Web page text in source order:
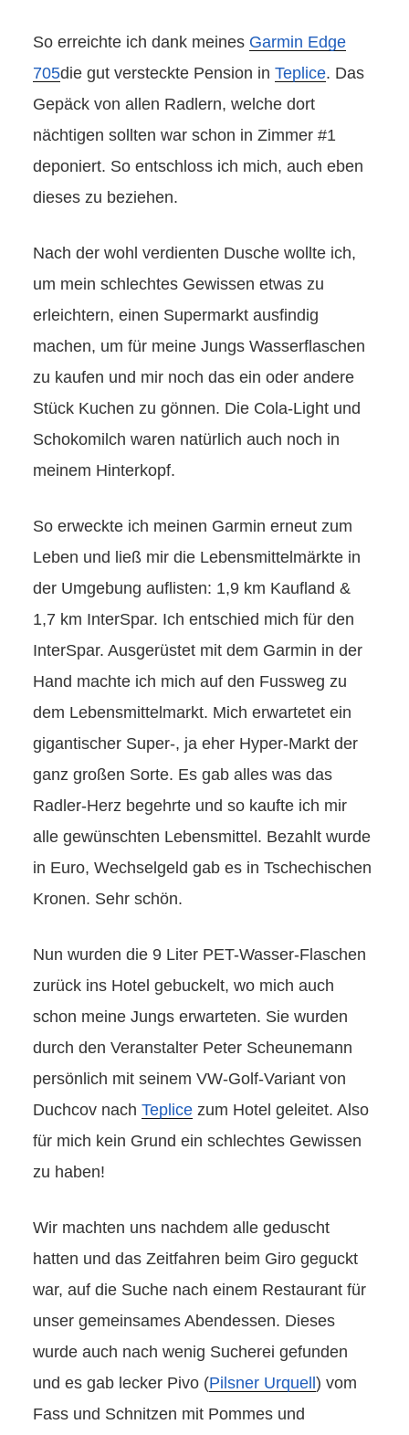
So erreichte ich dank meines Garmin Edge
705die gut versteckte Pension in Teplice. Das
Gepäck von allen Radlern, welche dort
nächtigen sollten war schon in Zimmer #1
deponiert. So entschloss ich mich, auch eben
dieses zu beziehen.
Nach der wohl verdienten Dusche wollte ich,
um mein schlechtes Gewissen etwas zu
erleichtern, einen Supermarkt ausfindig
machen, um für meine Jungs Wasserflaschen
zu kaufen und mir noch das ein oder andere
Stück Kuchen zu gönnen. Die Cola-Light und
Schokomilch waren natürlich auch noch in
meinem Hinterkopf.
So erweckte ich meinen Garmin erneut zum
Leben und ließ mir die Lebensmittelmärkte in
der Umgebung auflisten: 1,9 km Kaufland &
1,7 km InterSpar. Ich entschied mich für den
InterSpar. Ausgerüstet mit dem Garmin in der
Hand machte ich mich auf den Fussweg zu
dem Lebensmittelmarkt. Mich erwartetet ein
gigantischer Super-, ja eher Hyper-Markt der
ganz großen Sorte. Es gab alles was das
Radler-Herz begehrte und so kaufte ich mir
alle gewünschten Lebensmittel. Bezahlt wurde
in Euro, Wechselgeld gab es in Tschechischen
Kronen. Sehr schön.
Nun wurden die 9 Liter PET-Wasser-Flaschen
zurück ins Hotel gebuckelt, wo mich auch
schon meine Jungs erwarteten. Sie wurden
durch den Veranstalter Peter Scheunemann
persönlich mit seinem VW-Golf-Variant von
Duchcov nach Teplice zum Hotel geleitet. Also
für mich kein Grund ein schlechtes Gewissen
zu haben!
Wir machten uns nachdem alle geduscht
hatten und das Zeitfahren beim Giro geguckt
war, auf die Suche nach einem Restaurant für
unser gemeinsames Abendessen. Dieses
wurde auch nach wenig Sucherei gefunden
und es gab lecker Pivo (Pilsner Urquell ) vom
Fass und Schnitzen mit Pommes und